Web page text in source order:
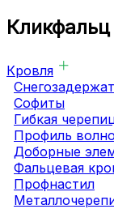
Кровля
Софиты
Гибкая
Профиль
Доборные
Фальцевая
Профнастил